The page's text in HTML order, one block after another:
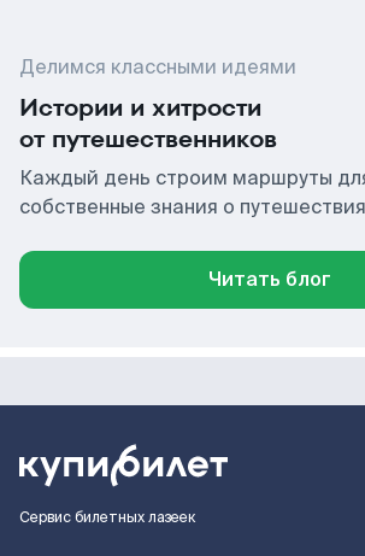
Делимся классными идеями
Истории и хитрости
от путешественников
Каждый день строим маршруты
собственные знания о
Читать блог
Сервис билетных лазеек